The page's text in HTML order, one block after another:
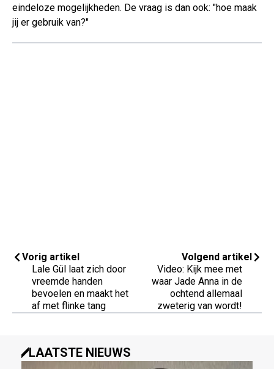
eindeloze mogelijkheden. De vraag is dan ook: "hoe maak
jij er gebruik van?"
Vorig artikel
Lale Gül laat zich door
vreemde handen
bevoelen en maakt het
af met flinke tang
Volgend artikel
Video: Kijk mee met
waar Jade Anna in de
ochtend allemaal
zweterig van wordt!
LAATSTE NIEUWS